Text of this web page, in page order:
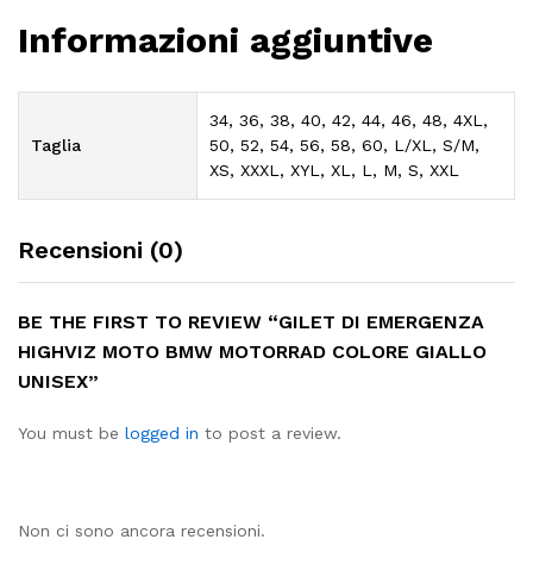
Informazioni aggiuntive
Taglia
34, 36, 38, 40, 42, 44, 46, 48, 4XL,
50, 52, 54, 56, 58, 60, L/XL, S/M,
XS, XXXL, XYL, XL, L, M, S, XXL
Recensioni (0)
BE THE FIRST TO REVIEW “GILET DI EMERGENZA
HIGHVIZ MOTO BMW MOTORRAD COLORE GIALLO
UNISEX”
You must be logged in to post a review.
Non ci sono ancora recensioni.